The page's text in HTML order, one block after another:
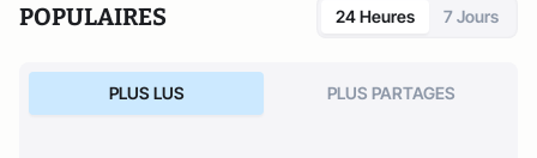
POPULAIRES 24 Heures 7 Jours
PLUS LUS PLUS PARTAGES